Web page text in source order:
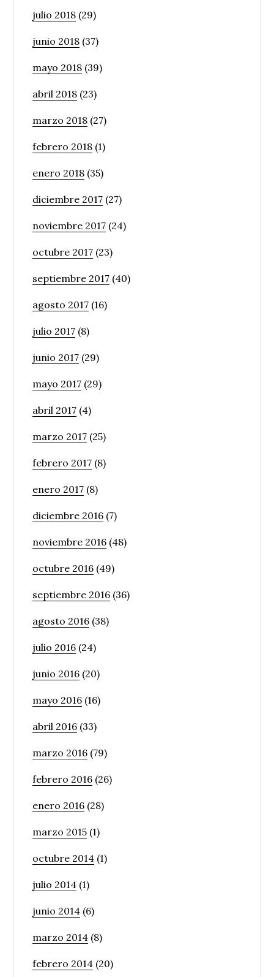
julio 2018 (29)
junio 2018 (37)
mayo 2018 (39)
abril 2018 (23)
marzo 2018 (27)
febrero 2018 (1)
enero 2018 (35)
diciembre 2017 (27)
noviembre 2017 (24)
octubre 2017 (23)
septiembre 2017 (40)
agosto 2017 (16)
julio 2017 (8)
junio 2017 (29)
mayo 2017 (29)
abril 2017 (4)
marzo 2017 (25)
febrero 2017 (8)
enero 2017 (8)
diciembre 2016 (7)
noviembre 2016 (48)
octubre 2016 (49)
septiembre 2016 (36)
agosto 2016 (38)
julio 2016 (24)
junio 2016 (20)
mayo 2016 (16)
abril 2016 (33)
marzo 2016 (79)
febrero 2016 (26)
enero 2016 (28)
marzo 2015 (1)
octubre 2014 (1)
julio 2014 (1)
junio 2014 (6)
marzo 2014 (8)
febrero 2014 (20)